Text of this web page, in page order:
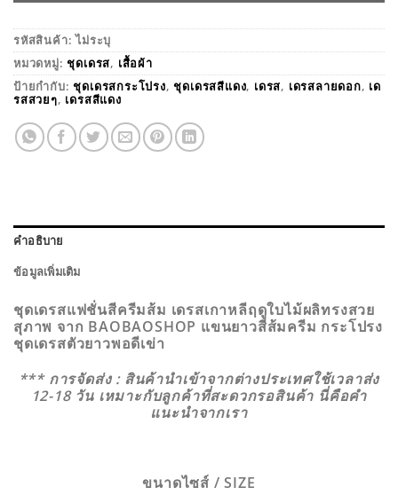
รหัสสินค้า:ไม่ระบุ
หมวดหมู่:ชุดเดรส, เสื้อผ้า
ป้ายกำกับ:ชุดเดรสกระโปรง,ชุดเดรสสีแดง, เดรส, เดรสลายดอก, เด
รสสวยๆ, เดรสสีแดง
คำอธิบาย
ข้อมูลเพิ่มเติม
ชุดเดรสแฟชั่นสีครีมส้ม เดรสเกาหลีฤดูใบไม้ผลิทรงสวย
สุภาพ จาก BAOBAOSHOP แขนยาวสีส้มครีม กระโปรง
ชุดเดรสตัวยาวพอดีเข่า
*** การจัดส่ง : สินค้านำเข้าจากต่างประเทศใช้เวลาส่ง
12-18 วัน เหมาะกับลูกค้าที่สะดวกรอสินค้า นี่คือคำ
แนะนำจากเรา
ขนาดไซส์ / SIZE